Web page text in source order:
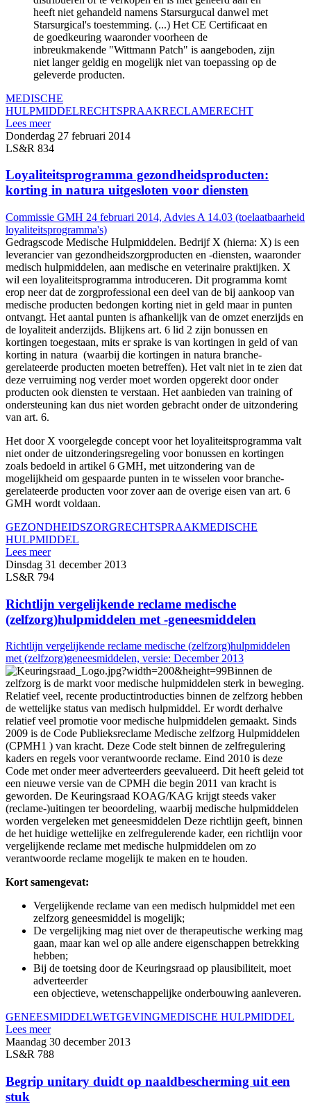
heeft niet gehandeld namens Starsurgucal danwel met
Starsurgical's toestemming. (...) Het CE Certificaat en
de goedkeuring waaronder voorheen de
inbreukmakende "Wittmann Patch" is aangeboden, zijn
niet langer geldig en mogelijk niet van toepassing op de
geleverde producten.
MEDISCHE
HULPMIDDELRECHTSPRAAKRECLAMERECHT
Lees meer
Donderdag 27 februari 2014
LS&R 834
Loyaliteitsprogramma gezondheidsproducten:
korting in natura uitgesloten voor diensten
Commissie GMH 24 februari 2014, Advies A 14.03 (toelaatbaarheid
loyaliteitsprogramma's)
Gedragscode Medische Hulpmiddelen. Bedrijf X (hierna: X) is een
leverancier van gezondheidszorgproducten en -diensten, waaronder
medisch hulpmiddelen, aan medische en veterinaire praktijken. X
wil een loyaliteitsprogramma introduceren. Dit programma komt
erop neer dat de zorgprofessional een deel van de bij aankoop van
medische producten bedongen korting niet in geld maar in punten
ontvangt. Het aantal punten is afhankelijk van de omzet enerzijds en
de loyaliteit anderzijds. Blijkens art. 6 lid 2 zijn bonussen en
kortingen toegestaan, mits er sprake is van kortingen in geld of van
korting in natura (waarbij die kortingen in natura branche-
gerelateerde producten moeten betreffen). Het valt niet in te zien dat
deze verruiming nog verder moet worden opgerekt door onder
producten ook diensten te verstaan. Het aanbieden van training of
ondersteuning kan dus niet worden gebracht onder de uitzondering
van art. 6.
Het door X voorgelegde concept voor het loyaliteitsprogramma valt
niet onder de uitzonderingsregeling voor bonussen en kortingen
zoals bedoeld in artikel 6 GMH, met uitzondering van de
mogelijkheid om gespaarde punten in te wisselen voor branche-
gerelateerde producten voor zover aan de overige eisen van art. 6
GMH wordt voldaan.
GEZONDHEIDSZORGRECHTSPRAAKMEDISCHE
HULPMIDDEL
Lees meer
Dinsdag 31 december 2013
LS&R 794
Richtlijn vergelijkende reclame medische
(zelfzorg)hulpmiddelen met -geneesmiddelen
Richtlijn vergelijkende reclame medische (zelfzorg)hulpmiddelen
met (zelfzorg)geneesmiddelen, versie: December 2013
Binnen de
zelfzorg is de markt voor medische hulpmiddelen sterk in beweging.
Relatief veel, recente productintroducties binnen de zelfzorg hebben
de wettelijke status van medisch hulpmiddel. Er wordt derhalve
relatief veel promotie voor medische hulpmiddelen gemaakt. Sinds
2009 is de Code Publieksreclame Medische zelfzorg Hulpmiddelen
(CPMH1 ) van kracht. Deze Code stelt binnen de zelfregulering
kaders en regels voor verantwoorde reclame. Eind 2010 is deze
Code met onder meer adverteerders geevalueerd. Dit heeft geleid tot
een nieuwe versie van de CPMH die begin 2011 van kracht is
geworden. De Keuringsraad KOAG/KAG krijgt steeds vaker
(reclame-)uitingen ter beoordeling, waarbij medische hulpmiddelen
worden vergeleken met geneesmiddelen Deze richtlijn geeft, binnen
de het huidige wettelijke en zelfregulerende kader, een richtlijn voor
vergelijkende reclame met medische hulpmiddelen om zo
verantwoorde reclame mogelijk te maken en te houden.
Kort samengevat:
Vergelijkende reclame van een medisch hulpmiddel met een
zelfzorg geneesmiddel is mogelijk;
De vergelijking mag niet over de therapeutische werking mag
gaan, maar kan wel op alle andere eigenschappen betrekking
hebben;
Bij de toetsing door de Keuringsraad op plausibiliteit, moet
adverteerder
een objectieve, wetenschappelijke onderbouwing aanleveren.
GENEESMIDDELWETGEVINGMEDISCHE HULPMIDDEL
Lees meer
Maandag 30 december 2013
LS&R 788
Begrip unitary duidt op naaldbescherming uit een
stuk